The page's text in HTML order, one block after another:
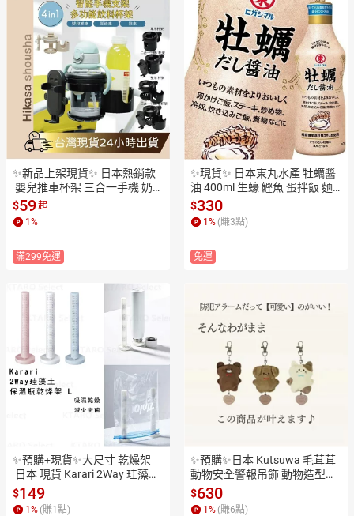
✨新品上架現貨✨ 日本熱銷款
嬰兒推車杯架 三合一手機 奶瓶
杯架 飲料杯架 夾式杯 手機置物
架  自行車杯架
$59起
1 %
滿299免運
✨現貨✨ 日本東丸水產 牡蠣醬
油 400ml 生蠔 鰹魚 蛋拌飯 麵
條 調味沾料 涼拌 燉煮 壽喜燒
沾醬 日式 調味料
$330
1 % (賺3點)
免運
✨預購+現貨✨大尺寸 乾燥架
日本 現貨 Karari 2Way 珪藻土
瀝乾架 多孔陶瓷 乾燥架 保溫瓶
乾燥架 L 直立式
$149
1% (賺1點)
✨預購✨日本 Kutsuwa 毛茸茸
動物安全警報吊飾 動物造型警
報器  掛墜 吊飾 防災包 求救 防
災 預防犯罪 安全鈴
$630
1% (賺6點)